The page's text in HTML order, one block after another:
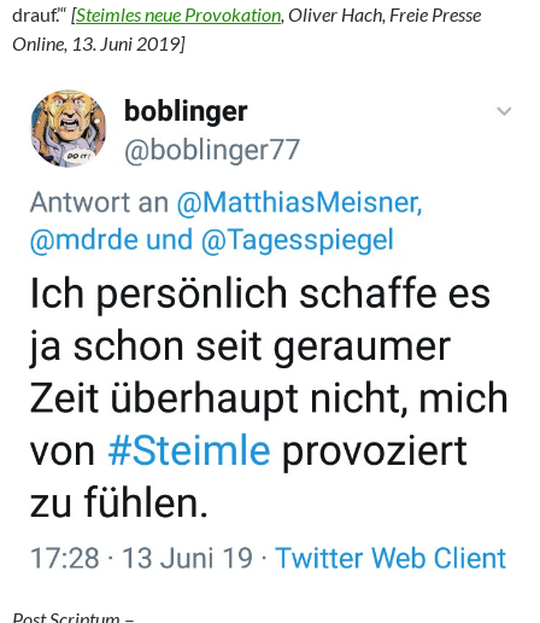
drauf.’“ [Steimles neue Provokation , Oliver Hach, Freie Presse
Online, 13. Juni 2019]